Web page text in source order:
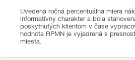
Uvedená ročná percentuálna miera
informatívny charakter a bola
poskytnutých klientom v čase
hodnota RPMN je vyjadrená s
miesta.